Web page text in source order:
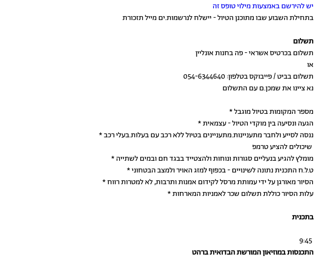
יש להירשם באמצעות מילוי טופס זה
בתחילת השבוע שבו מתוכנן הטיול - יישלח לנרשמות.ים מייל תזכורת
תשלום
תשלום בכרטיס אשראי - פה בחנות אונליין
או
תשלום בביט / פייבוקס בטלפון: 054-6344640
נא ציינו את שמכן.ם עם התשלום
* מספר המקומות בטיול מוגבל
* הגעה ונסיעה בין מוקדי הטיול - עצמאית
* ננסה לסייע ולחבר מתעניינות.מתעניינים בטיול ללא רכב עם בעלות.בעלי רכב
* מומלץ להגיע בנעליים סגורות ונוחות ולהצטייד בבגד חם ובמים לשתייה
* ט.ל.ח התכנית נתונה לשינויים - בכפוף למזג האויר ולמצב הבטחוני
* הסיור מאורגן על ידי עמותת מרסל לקידום אמנות ותרבות, לא למטרות רווח
* עלות הסיור כוללת תשלום שכר לאמניות המארחות
בתכנית
9:45
התכנסות במוזיאון המורשת הבדואית ברהט